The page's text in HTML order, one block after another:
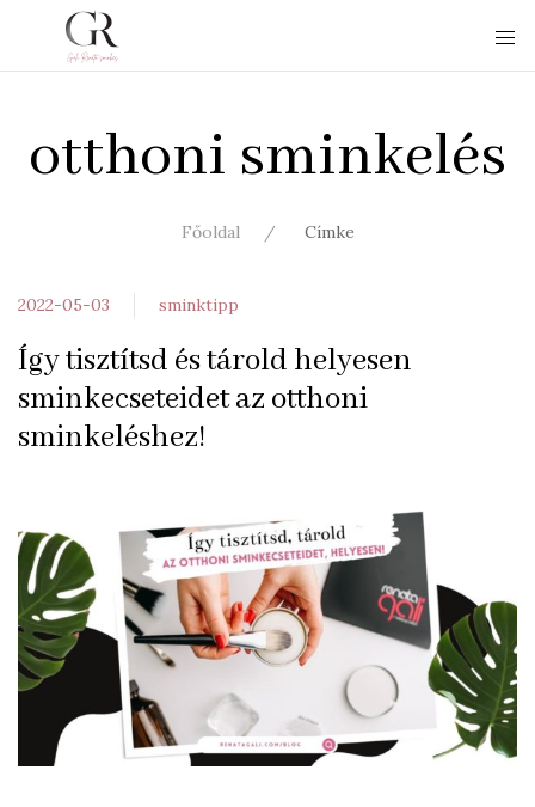
otthoni sminkelés
Főoldal Címke
2022-05-03 sminktipp
Így tisztítsd és tárold helyesen
sminkecseteidet az otthoni
sminkeléshez!